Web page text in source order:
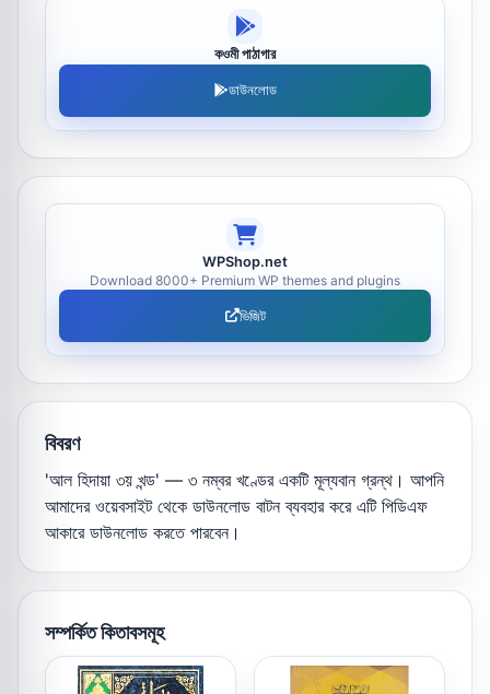
কওমী পাঠাগার
ডাউনলোড
WPShop.net
Download 8000+ Premium WP themes and plugins
ভিজিট
বিবরণ
'আল হিদায়া ৩য় খন্ড' — ৩ নম্বর খণ্ডের একটি মূল্যবান গ্রন্থ। আপনি
আমাদের ওয়েবসাইট থেকে ডাউনলোড বাটন ব্যবহার করে এটি পিডিএফ
আকারে ডাউনলোড করতে পারবেন।
সম্পর্কিত কিতাবসমূহ